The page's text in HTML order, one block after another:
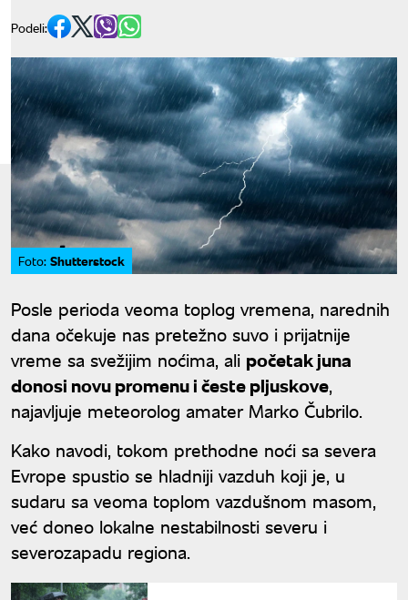
Podeli:
Foto: Shutterstock
Posle perioda veoma toplog vremena, narednih
dana očekuje nas pretežno suvo i prijatnije
vreme sa svežijim noćima, ali početak juna
donosi novu promenu i česte pljuskove,
najavljuje meteorolog amater Marko Čubrilo.
Kako navodi, tokom prethodne noći sa severa
Evrope spustio se hladniji vazduh koji je, u
sudaru sa veoma toplom vazdušnom masom,
već doneo lokalne nestabilnosti severu i
severozapadu regiona.